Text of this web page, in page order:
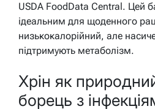
USDA FoodData Central. Цей
ідеальним для щоденного
низькокалорійний, але
підтримують метаболізм.
Хрін як
борець з